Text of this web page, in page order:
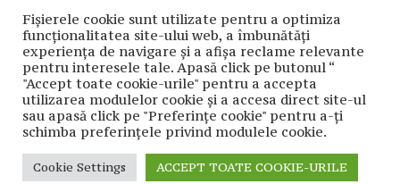
CLAUDIA MARCU – Revolta tăcută a românilor. Apelul
”stingeți lumina”, aplicat pe invers
Fișierele cookie sunt utilizate pentru a optimiza
funcţionalitatea site-ului web, a îmbunătăţi
experienţa de navigare şi a afişa reclame relevante
pentru interesele tale. Apasă click pe butonul “
"Accept toate cookie-urile" pentru a accepta
utilizarea modulelor cookie şi a accesa direct site-ul
sau apasă click pe "Preferințe cookie" pentru a-ţi
schimba preferinţele privind modulele cookie.
Cookie Settings ACCEPT TOATE COOKIE-URILE